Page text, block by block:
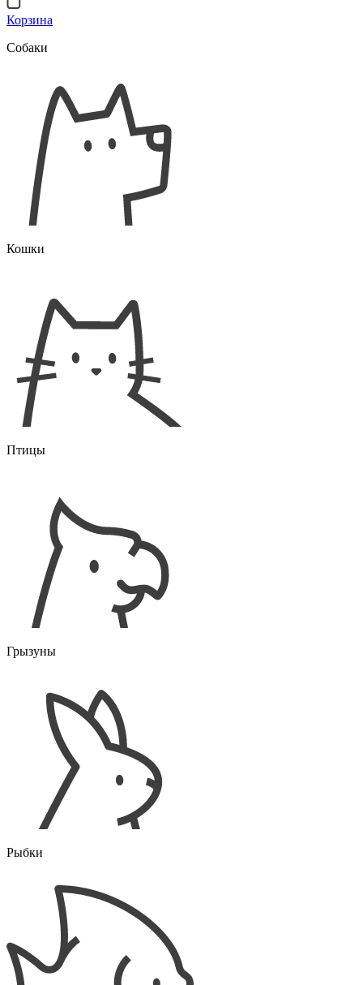
Корзина
Собаки
Кошки
Птицы
Грызуны
Рыбки